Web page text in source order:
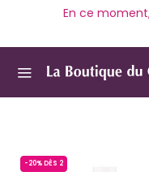
En ce
-20% DÈS 2